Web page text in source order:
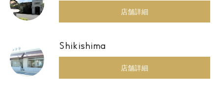
店舗詳細
Shikishima
店舗詳細